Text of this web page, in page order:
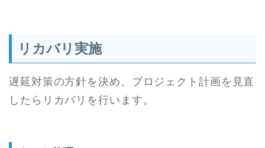
リカバリ実施
遅延対策の方針を決め、プロジェクト計画を見直
したらリカバリを行います。